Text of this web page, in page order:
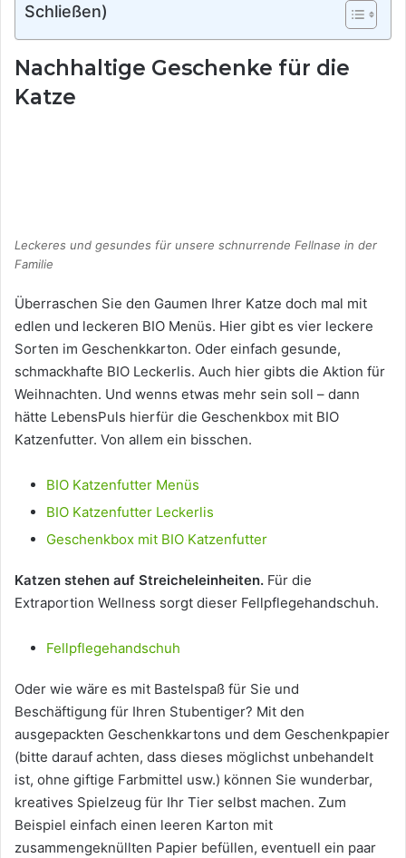
Schließen)
Nachhaltige Geschenke für die
Katze
Leckeres und gesundes für unsere schnurrende Fellnase in der
Familie
Überraschen Sie den Gaumen Ihrer Katze doch mal mit
edlen und leckeren BIO Menüs. Hier gibt es vier leckere
Sorten im Geschenkkarton. Oder einfach gesunde,
schmackhafte BIO Leckerlis. Auch hier gibts die Aktion für
Weihnachten. Und wenns etwas mehr sein soll – dann
hätte LebensPuls hierfür die Geschenkbox mit BIO
Katzenfutter. Von allem ein bisschen.
BIO Katzenfutter Menüs
BIO Katzenfutter Leckerlis
Geschenkbox mit BIO Katzenfutter
Katzen stehen auf Streicheleinheiten. Für die
Extraportion Wellness sorgt dieser Fellpflegehandschuh.
Fellpflegehandschuh
Oder wie wäre es mit Bastelspaß für Sie und
Beschäftigung für Ihren Stubentiger? Mit den
ausgepackten Geschenkkartons und dem Geschenkpapier
(bitte darauf achten, dass dieses möglichst unbehandelt
ist, ohne giftige Farbmittel usw.) können Sie wunderbar,
kreatives Spielzeug für Ihr Tier selbst machen. Zum
Beispiel einfach einen leeren Karton mit
zusammengeknüllten Papier befüllen, eventuell ein paar